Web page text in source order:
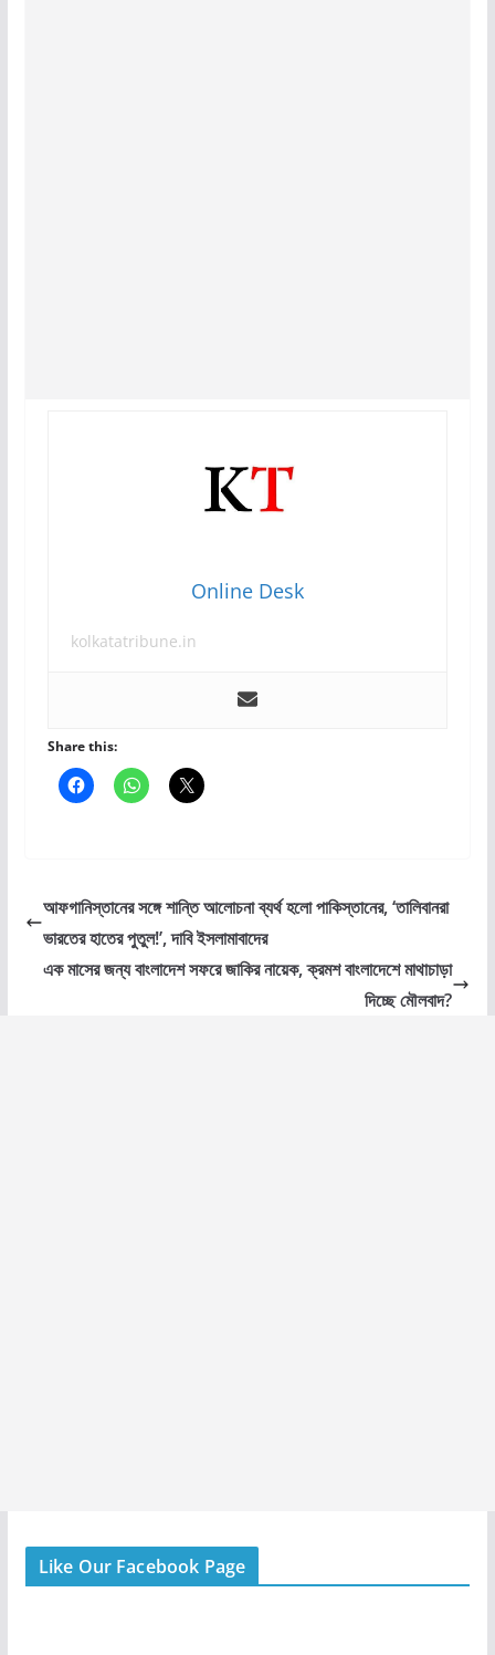
Online Desk
kolkatatribune.in
Share this:
আফগানিস্তানের সঙ্গে শান্তি আলোচনা ব্যর্থ হলো পাকিস্তানের, ‘তালিবানরা
ভারতের হাতের পুতুল!’, দাবি ইসলামাবাদের
এক মাসের জন্য বাংলাদেশ সফরে জাকির নায়েক, ক্রমশ বাংলাদেশে মাথাচাড়া
দিচ্ছে মৌলবাদ?
Like Our Facebook Page